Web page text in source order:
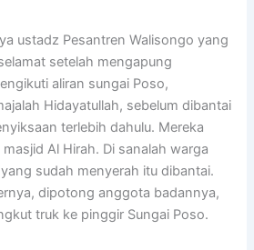
ustadz Pesantren Walisongo yang
setelah mengapung
aliran sungai Poso,
Hidayatullah, sebelum dibantai
terlebih dahulu. Mereka
Al Hirah. Di sanalah warga
sudah menyerah itu dibantai.
dipotong anggota badannya,
truk ke pinggir Sungai Poso.